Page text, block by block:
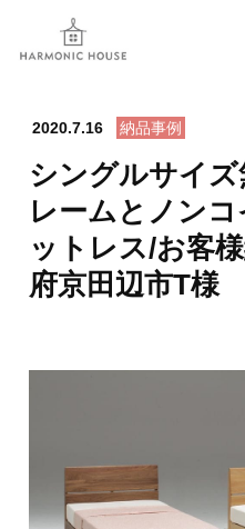
2020.7.16 納品事例
シングルサイ
レームとノン
ットレス/お客
府京田辺市T様